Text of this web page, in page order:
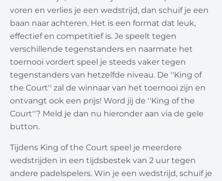
voren en verlies je een wedstrijd, dan schuif je een
baan naar achteren. Het is een format dat leuk,
effectief en competitief is. Je speelt tegen
verschillende tegenstanders en naarmate het
toernooi vordert speel je steeds vaker tegen
tegenstanders van hetzelfde niveau. De ''King of
the Court'' zal de winnaar van het toernooi zijn en
ontvangt ook een prijs! Word jij de ''King of the
Court''? Meld je dan nu hieronder aan via de gele
button.
Tijdens King of the Court speel je meerdere
wedstrijden in een tijdsbestek van 2 uur tegen
andere padelspelers. Win je een wedstrijd, schuif je